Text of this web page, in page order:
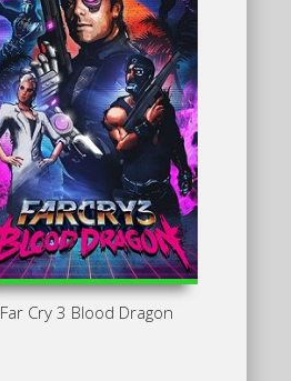
Far Cry 3 Blood Dragon